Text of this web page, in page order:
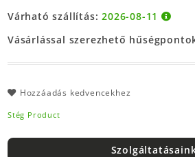
Várható szállítás:2026-08-11
Vásárlással szerezhető
Hozzáadás kedvencekhez
Stég Product